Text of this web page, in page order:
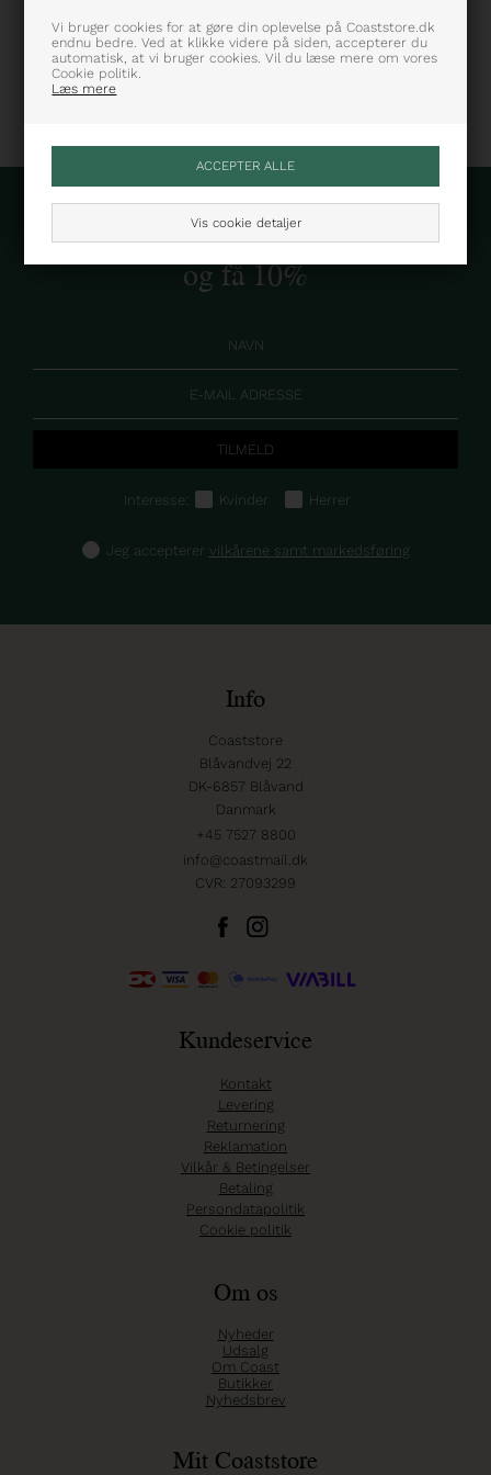
Vi bruger cookies for at gøre din oplevelse på Coaststore.dk
endnu bedre. Ved at klikke videre på siden, accepterer du
automatisk, at vi bruger cookies. Vil du læse mere om vores
Cookie politik.
Læs mere
Vis cookie detaljer
Skriv dig op til vores nyhedsbrev
og få 10%
Interesse: Kvinder Herrer
Jeg accepterer vilkårene samt markedsføring
Info
Coaststore
Blåvandvej 22
DK-6857 Blåvand
Danmark
+45 7527 8800
info@coastmail.dk
CVR: 27093299
Kundeservice
Kontakt
Levering
Returnering
Reklamation
Vilkår & Betingelser
Betaling
Persondatapolitik
Cookie politik
Om os
Nyheder
Udsalg
Om Coast
Butikker
Nyhedsbrev
Mit Coaststore